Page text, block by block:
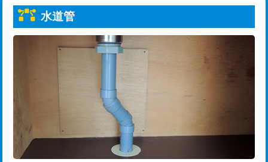
給水管工事※（ライニング鋼管・銅
管・ポリ管・HT管使用/3ｍまで)
給水管工事※（ライニング鋼管・銅
管・ポリ管・HT管使用/3ｍ超え)
排水管工事（土の掘削・埋め戻し作
11,000円~
排水管工事（排水管工事/3ｍまで） 55,000円
排水管工事（追加 排水管工事/3ｍ超
トーラー機使用/3mまで
追加トーラー機使用/3m超え
33,000円
8,800円
止水・漏水調査・防水処理・清掃・修
理・調整・分解・加工など（軽作業）
11,000円
止水・漏水調査・防水処理・清掃・修
水道管